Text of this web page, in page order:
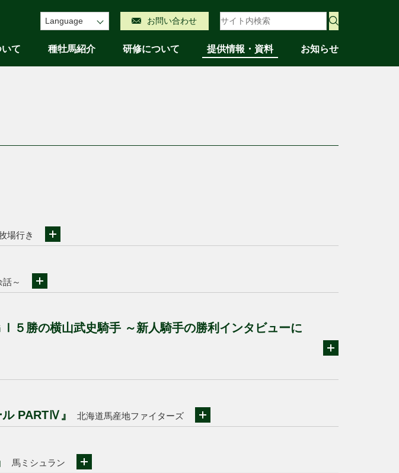
Language お問い合わせ サイト内検索
て 種牡馬紹介 研修について 提供情報・資料 お知らせ
場行き
～
５勝の横山武史騎手 ～新人騎手の勝利インタビューに
PARTⅣ』 北海道馬産地ファイターズ
馬ミシュラン